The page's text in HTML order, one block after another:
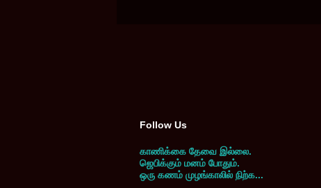
Follow Us
காணிக்கை தேவை இல்லை.
ஜெபிக்கும் மனம் போதும்.
ஒரு கணம் முழங்காலில் நிற்க...